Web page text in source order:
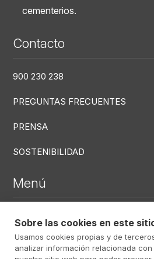
cementerios.
Contacto
900 230 238
PREGUNTAS FRECUENTES
PRENSA
SOSTENIBILIDAD
Menú
CENTROS
Sobre las cookies en este
Usamos cookies propias y de
analizar información relacionada